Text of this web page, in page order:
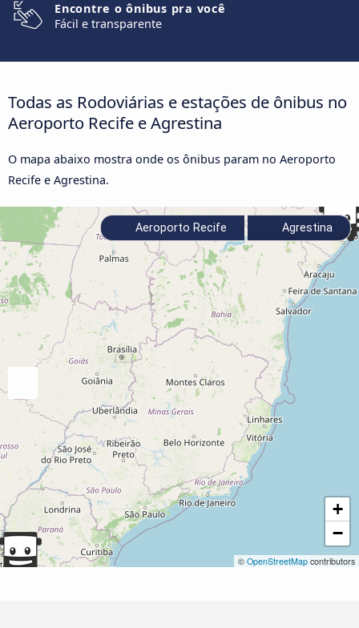
Encontre o ônibus pra você
Fácil e transparente
Todas as Rodoviárias e estações de ônibus no
Aeroporto Recife e Agrestina
O mapa abaixo mostra onde os ônibus param no Aeroporto
Recife e Agrestina.
+
−
© OpenStreetMap contributors
Aeroporto Recife Agrestina